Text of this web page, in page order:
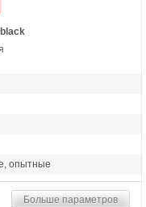
опытные
Больше параметров